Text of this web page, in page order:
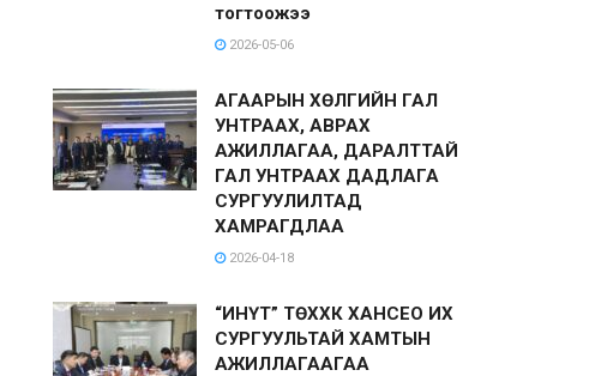
тогтоожээ
2026-05-06
АГААРЫН ХӨЛГИЙН ГАЛ
УНТРААХ, АВРАХ
АЖИЛЛАГАА, ДАРАЛТТАЙ
ГАЛ УНТРААХ ДАДЛАГА
СУРГУУЛИЛТАД
ХАМРАГДЛАА
2026-04-18
“ИНҮТ” ТӨХХК ХАНСЕО ИХ
СУРГУУЛЬТАЙ ХАМТЫН
АЖИЛЛАГААГАА